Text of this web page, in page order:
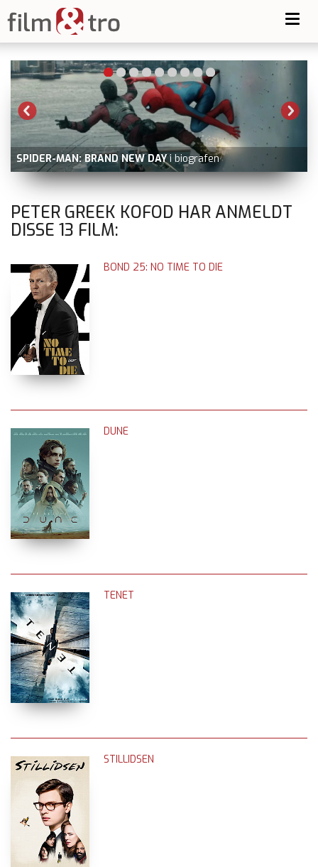
GOLDA nu på Prime Video udover filmstriben.dk,
ray
PETER GREEK KOFOD HAR ANMELDT
DISSE 13 FILM:
BOND 25: NO TIME TO DIE
DUNE
TENET
STILLIDSEN